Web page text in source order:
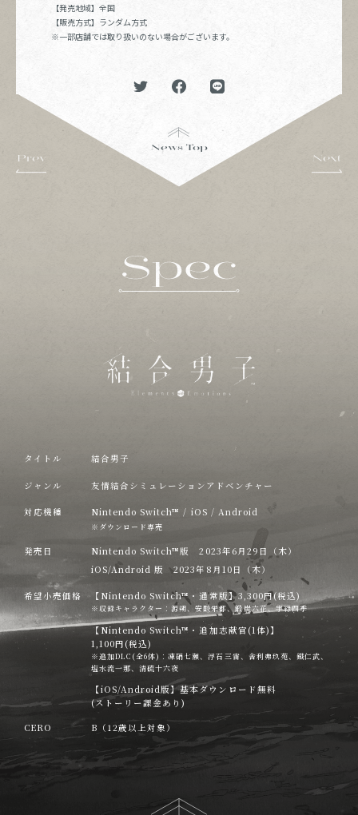
【発売地域】全国
【販売方式】ランダム方式
※一部店舗では取り扱いのない場合がございます。
News Top
Prev Next
タイトル 結合男子
ジャンル 友情結合シミュレーションアドベンチャー
対応機種 Nintendo Switch™ / iOS / Android
※ダウンロード専売
発売日
Nintendo Switch™版 2023年6月29日（木）
iOS/Android 版 2023年8月10日（木）
希望小売価格 【Nintendo Switch™・通常版】3,300円(税込)
※収録キャラクター：源朔、安酸栄都、鍛炭六花、宇緑四季
【Nintendo Switch™・追加志献官(1体)】
1,100円(税込)
※追加DLC(全6体)：凍硝七瀬、浮石三宙、舎利弗玖苑、鐵仁武、
塩水流一那、清硫十六夜
【iOS/Android版】基本ダウンロード無料
(ストーリー課金あり)
CERO B（12歳以上対象）